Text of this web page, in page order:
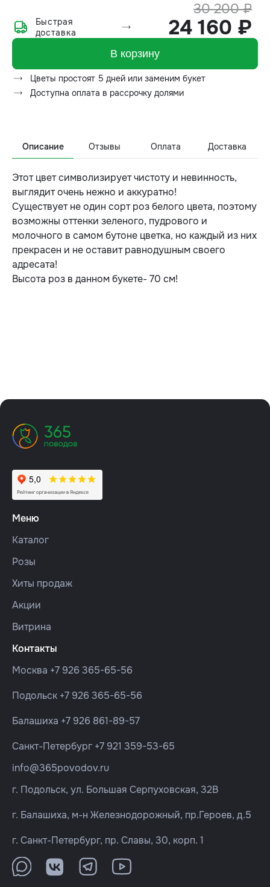
30 200 ₽
24 160 ₽
Быстрая
доставка
В корзину
Цветы простоят 5 дней или заменим букет
Доступна оплата в рассрочку долями
Описание Отзывы Оплата Доставка
Этот цвет символизирует чистоту и невинность,
выглядит очень нежно и аккуратно!
Существует не один сорт роз белого цвета, поэтому
возможны оттенки зеленого, пудрового и
молочного в самом бутоне цветка, но каждый из них
прекрасен и не оставит равнодушным своего
адресата!
Высота роз в данном букете- 70 см!
Меню
Каталог
Розы
Хиты продаж
Акции
Витрина
Контакты
Москва +7 926 365-65-56
Подольск +7 926 365-65-56
Балашиха +7 926 861-89-57
Санкт-Петербург +7 921 359-53-65
info@365povodov.ru
г. Подольск, ул. Большая Серпуховская, 32В
г. Балашиха, м-н Железнодорожный, пр.Героев, д.5
г. Санкт-Петербург, пр. Славы, 30, корп. 1